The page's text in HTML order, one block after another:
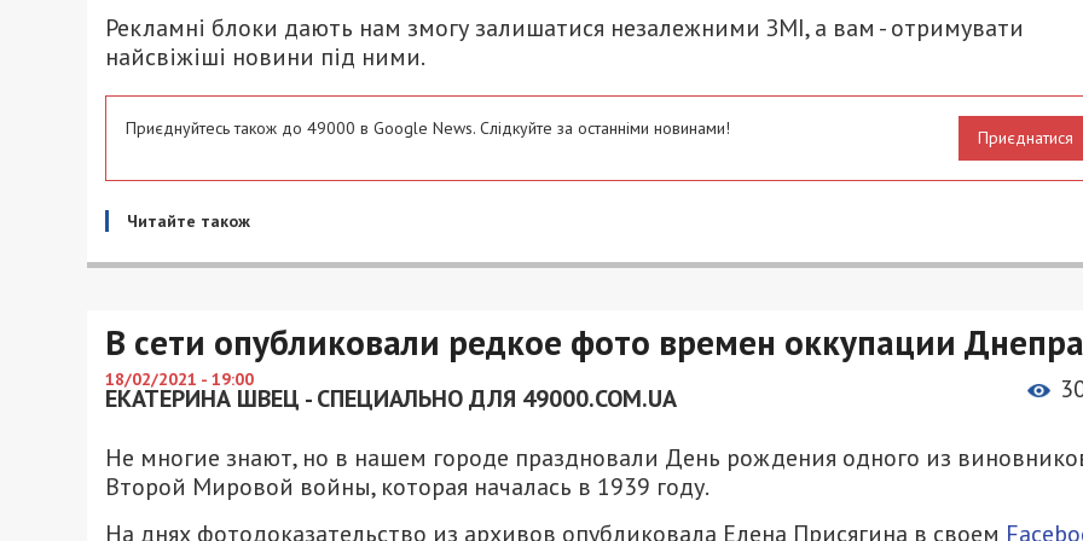
Рекламні блоки дають нам змогу залишатися незалежними ЗМІ, а вам - отримувати
найсвіжіші новини під ними.
Приєднуйтесь також до 49000 в Google News. Слідкуйте за останніми новинами! Приєднатися
Читайте також
В сети опубликовали редкое фото времен оккупации Днепра
18/02/2021 - 19:00
ЕКАТЕРИНА ШВЕЦ - СПЕЦИАЛЬНО ДЛЯ 49000.COM.UA
Не многие знают, но в нашем городе праздновали День рождения одного из
Второй Мировой войны, которая началась в 1939 году.
На днях фотодоказательство из архивов опубликовала Елена Присягина в своем